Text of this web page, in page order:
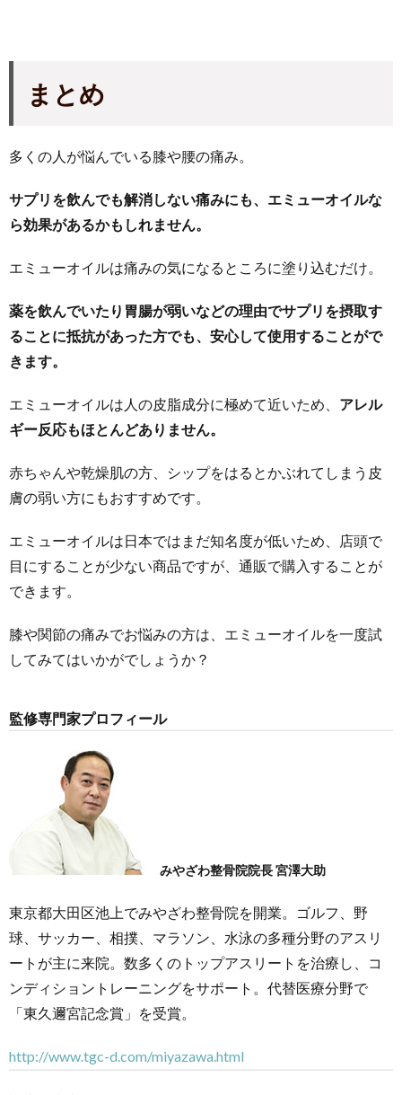
まとめ
多くの人が悩んでいる膝や腰の痛み。
サプリを飲んでも解消しない痛みにも、エミューオイルな
ら効果があるかもしれません。
エミューオイルは痛みの気になるところに塗り込むだけ。
薬を飲んでいたり胃腸が弱いなどの理由でサプリを摂取す
ることに抵抗があった方でも、安心して使用することがで
きます。
エミューオイルは人の皮脂成分に極めて近いため、 アレル
ギー反応もほとんどありません。
赤ちゃんや乾燥肌の方、シップをはるとかぶれてしまう皮
膚の弱い方にもおすすめです。
エミューオイルは日本ではまだ知名度が低いため、店頭で
目にすることが少ない商品ですが、通販で購入することが
できます。
膝や関節の痛みでお悩みの方は、エミューオイルを一度試
してみてはいかがでしょうか？
監修専門家プロフィール
みやざわ整骨院院長 宮澤大助
東京都大田区池上でみやざわ整骨院を開業。ゴルフ、野
球、サッカー、相撲、マラソン、水泳の多種分野のアスリ
ートが主に来院。数多くのトップアスリートを治療し、コ
ンディショントレーニングをサポート。代替医療分野で
「東久邇宮記念賞」を受賞。
http://www.tgc-d.com/miyazawa.html